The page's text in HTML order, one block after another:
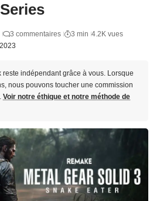
3 commentaires 3 min 4.2K vues
reste indépendant grâce à vous. Lorsque
nous pouvons toucher une commission
Voir notre éthique et notre méthode de